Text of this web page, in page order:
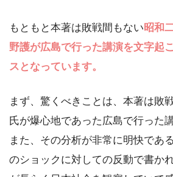
もともと本著は敗戦間もない昭和
野護が広島で行った講演を文字起
スとなっています。
まず、驚くべきことは、本著は敗
氏が爆心地であった広島で行った
また、その分析が非常に明快であ
のショックに対しての反動で書か